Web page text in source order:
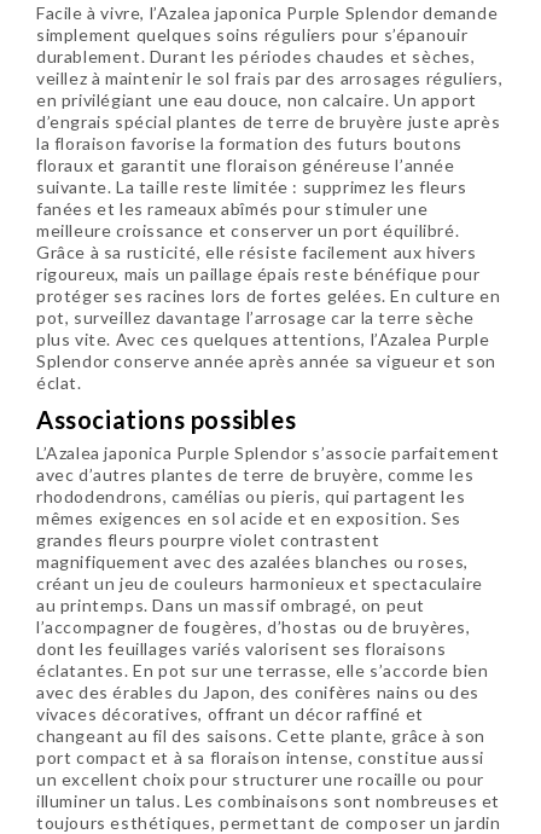
Facile à vivre, l’Azalea japonica Purple Splendor demande
simplement quelques soins réguliers pour s’épanouir
durablement. Durant les périodes chaudes et sèches,
veillez à maintenir le sol frais par des arrosages réguliers,
en privilégiant une eau douce, non calcaire. Un apport
d’engrais spécial plantes de terre de bruyère juste après
la floraison favorise la formation des futurs boutons
floraux et garantit une floraison généreuse l’année
suivante. La taille reste limitée : supprimez les fleurs
fanées et les rameaux abîmés pour stimuler une
meilleure croissance et conserver un port équilibré.
Grâce à sa rusticité, elle résiste facilement aux hivers
rigoureux, mais un paillage épais reste bénéfique pour
protéger ses racines lors de fortes gelées. En culture en
pot, surveillez davantage l’arrosage car la terre sèche
plus vite. Avec ces quelques attentions, l’Azalea Purple
Splendor conserve année après année sa vigueur et son
éclat.
Associations possibles
L’Azalea japonica Purple Splendor s’associe parfaitement
avec d’autres plantes de terre de bruyère, comme les
rhododendrons, camélias ou pieris, qui partagent les
mêmes exigences en sol acide et en exposition. Ses
grandes fleurs pourpre violet contrastent
magnifiquement avec des azalées blanches ou roses,
créant un jeu de couleurs harmonieux et spectaculaire
au printemps. Dans un massif ombragé, on peut
l’accompagner de fougères, d’hostas ou de bruyères,
dont les feuillages variés valorisent ses floraisons
éclatantes. En pot sur une terrasse, elle s’accorde bien
avec des érables du Japon, des conifères nains ou des
vivaces décoratives, offrant un décor raffiné et
changeant au fil des saisons. Cette plante, grâce à son
port compact et à sa floraison intense, constitue aussi
un excellent choix pour structurer une rocaille ou pour
illuminer un talus. Les combinaisons sont nombreuses et
toujours esthétiques, permettant de composer un jardin